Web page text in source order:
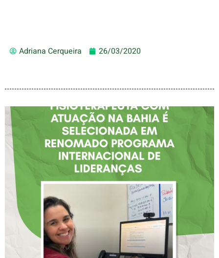
Adriana Cerqueira 26/03/2020
FISIOTERAPEUTA COM
ATUAÇÃO NA BAHIA É
SELECIONADA EM
RENOMADO PROGRAMA
INTERNACIONAL DE
LIDERANÇAS